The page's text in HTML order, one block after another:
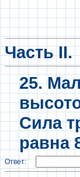
Часть II.
25.
Сила
равна
Ответ: